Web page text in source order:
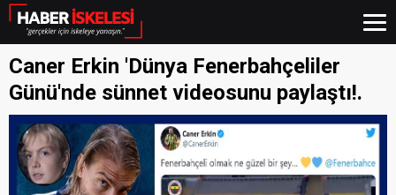
Caner Erkin 'Dünya Fenerbahçeliler
Günü'nde sünnet videosunu paylaştı!.